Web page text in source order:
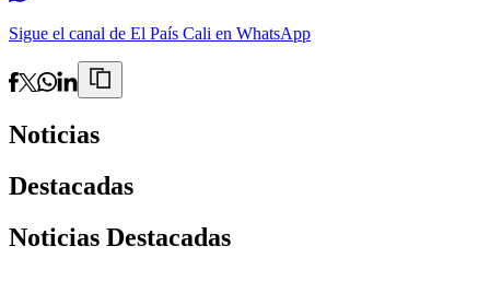
Sigue el canal de El País Cali en WhatsApp
Noticias
Destacadas
Noticias Destacadas